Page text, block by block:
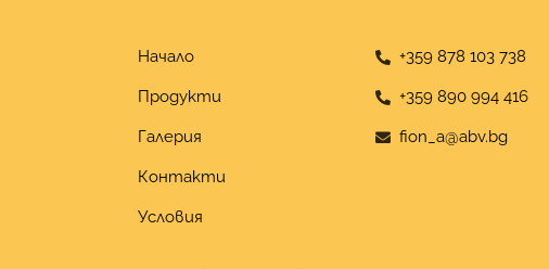
Начало
Продукти
Галерия
Контакти
Условия
+359 878 103 738
+359 890 994 416
fion_a@abv.bg